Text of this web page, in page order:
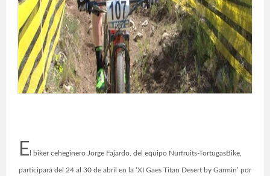
E l biker ceheginero Jorge Fajardo, del equipo Nurfruits-TortugasBike,
participará del 24 al 30 de abril en la ‘XI Gaes Titan Desert by Garmin’ por